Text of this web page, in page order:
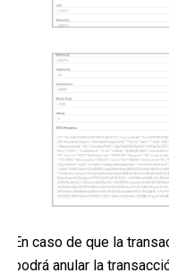
En caso de que la
podrá anular la